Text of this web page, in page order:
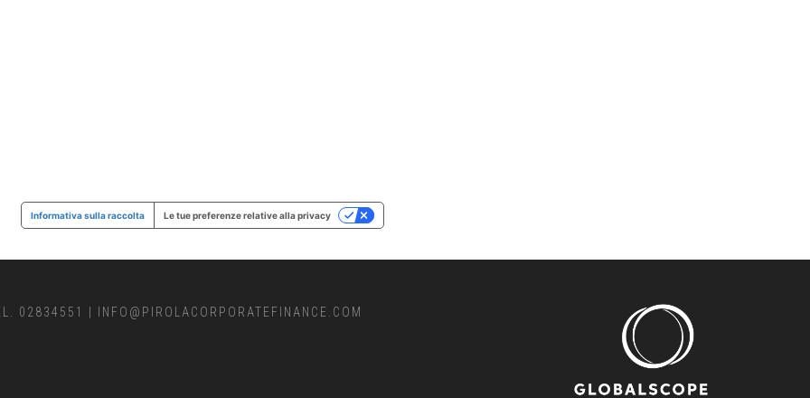
02834551 INFO@PIROLACORPORATEFINANCE.COM
Informativa sulla raccolta Le tue preferenze relative alla privacy